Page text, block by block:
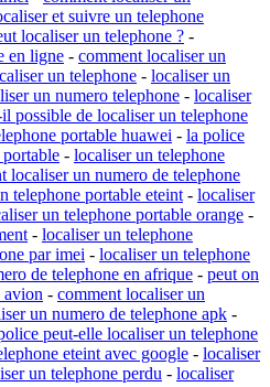
et suivre un telephone
localiser un telephone ? -
en ligne - comment localiser un
un telephone - localiser un
un numero telephone - localiser
il possible de localiser un telephone
portable huawei - la police
- localiser un telephone
localiser un numero de telephone
telephone portable eteint - localiser
un telephone portable orange -
- localiser un telephone
par imei - localiser un telephone
de telephone en afrique - peut on
avion - comment localiser un
un numero de telephone apk -
peut-elle localiser un telephone
eteint avec google - localiser
un telephone perdu - localiser